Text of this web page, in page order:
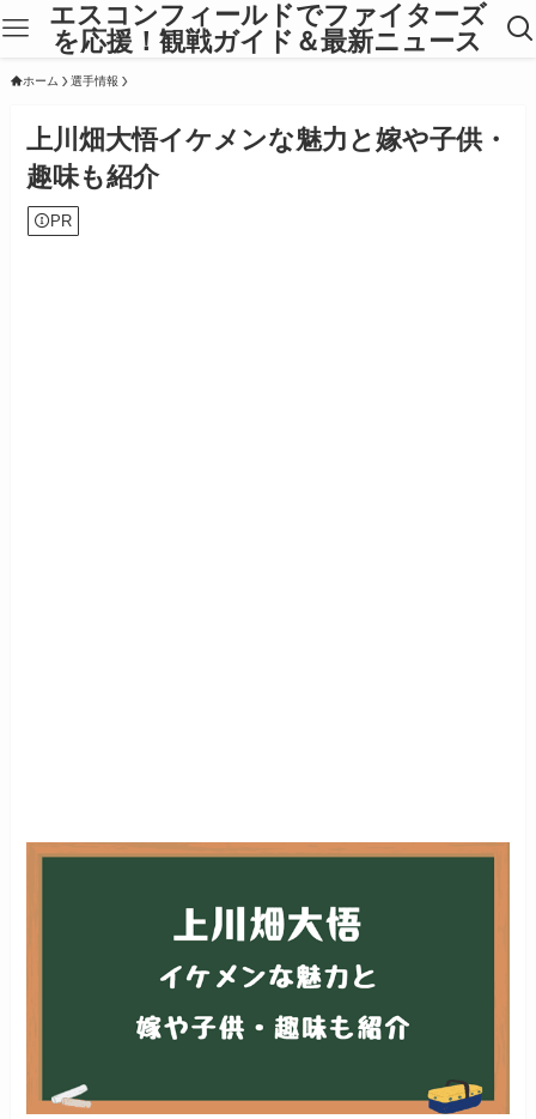
エスコンフィールドでファイターズ
を応援！観戦ガイド＆最新ニュース
ホーム 選手情報
上川畑大悟イケメンな魅力と嫁や子供・
趣味も紹介
PR